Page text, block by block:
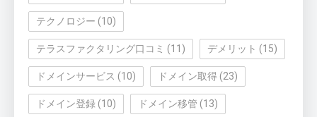
テクノロジー (10)
テラスファクタリング口コミ (11) デメリット (15)
ドメインサービス (10) ドメイン取得 (23)
ドメイン登録 (10) ドメイン移管 (13)